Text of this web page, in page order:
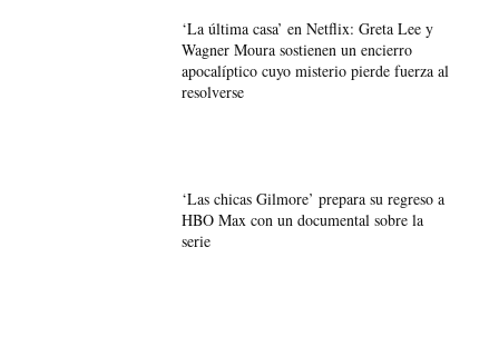
‘La última casa’ en Netflix: Greta Lee y
Wagner Moura sostienen un encierro
apocalíptico cuyo misterio pierde fuerza al
resolverse
‘Las chicas Gilmore’ prepara su regreso a
HBO Max con un documental sobre la
serie